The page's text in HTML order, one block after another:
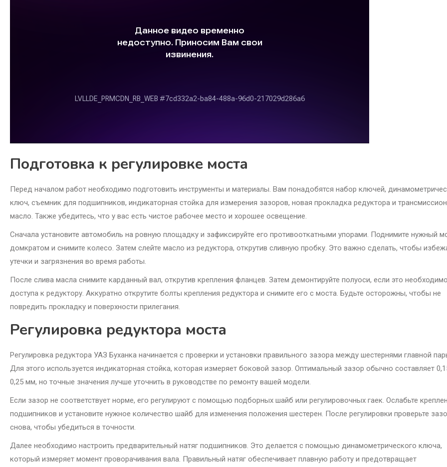
Подготовка к регулировке моста
Перед началом работ необходимо подготовить инструменты и материалы. Вам понадобятся набор ключей,
ключ, съемник для подшипников, индикаторная стойка для измерения зазоров, новая прокладка редуктора и
масло. Также убедитесь, что у вас есть чистое рабочее место и хорошее освещение.
Сначала установите автомобиль на ровную площадку и зафиксируйте его противооткатными упорами. Поднимите нужный
домкратом и снимите колесо. Затем слейте масло из редуктора, открутив сливную пробку. Это важно сделать, чтобы
утечки и загрязнения во время работы.
После слива масла снимите карданный вал, открутив крепления фланцев. Затем демонтируйте полуоси, если это
доступа к редуктору. Аккуратно открутите болты крепления редуктора и снимите его с моста. Будьте осторожны, чтобы не
повредить прокладку и поверхности прилегания.
Регулировка редуктора моста
Регулировка редуктора УАЗ Буханка начинается с проверки и установки правильного зазора между шестернями главной
Для этого используется индикаторная стойка, которая измеряет боковой зазор. Оптимальный зазор обычно составляет
0,25 мм, но точные значения лучше уточнить в руководстве по ремонту вашей модели.
Если зазор не соответствует норме, его регулируют с помощью подборных шайб или регулировочных гаек. Ослабьте
подшипников и установите нужное количество шайб для изменения положения шестерен. После регулировки проверьте
снова, чтобы убедиться в точности.
Далее необходимо настроить предварительный натяг подшипников. Это делается с помощью динамометрического ключа,
который измеряет момент проворачивания вала. Правильный натяг обеспечивает плавную работу и предотвращает